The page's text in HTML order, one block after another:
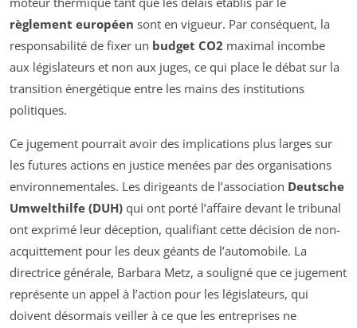
règlement européen sont en vigueur. Par conséquent, la
responsabilité de fixer un budget CO2 maximal incombe
aux législateurs et non aux juges, ce qui place le débat sur la
transition énergétique entre les mains des institutions
politiques.
Ce jugement pourrait avoir des implications plus larges sur
les futures actions en justice menées par des organisations
environnementales. Les dirigeants de l’association Deutsche
Umwelthilfe (DUH) qui ont porté l’affaire devant le tribunal
ont exprimé leur déception, qualifiant cette décision de non-
acquittement pour les deux géants de l’automobile. La
directrice générale, Barbara Metz, a souligné que ce jugement
représente un appel à l’action pour les législateurs, qui
doivent désormais veiller à ce que les entreprises ne